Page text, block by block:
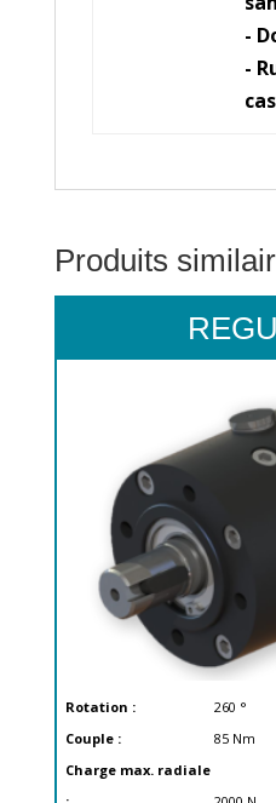
-
-
Produits
Rotation : 260 °
Couple :
85 Nm
Charge max. radiale